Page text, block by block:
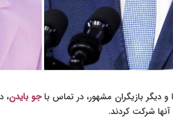
و دیگر بازیگران مشهور، در تماس باجو بایدن،
شرکت کردند.